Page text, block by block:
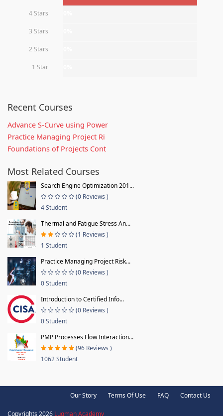
4 Stars
3 Stars
2 Stars
1 Star
Recent Courses
Advance S-Curve using Power
Practice Managing Project Ri
Foundations of Projects Cont
Most Related Courses
Search Engine Optimization 201...
(0 Reviews )
4 Student
Thermal and Fatigue Stress An...
(1 Reviews )
1 Student
Practice Managing Project Risk...
(0 Reviews )
0 Student
Introduction to Certified Info...
(0 Reviews )
0 Student
PMP Processes Flow Interaction...
(96 Reviews )
1062 Student
Our Story Terms Of Use FAQ Contact Us
Copyrights 2026 Luqman Academy